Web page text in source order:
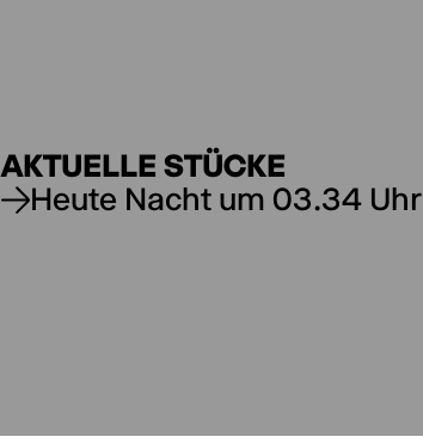
AKTUELLE STÜCKE
Heute Nacht um 03.34 Uhr